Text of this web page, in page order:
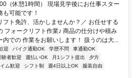
（休憩1時間） 現場見学後にお仕事スター
も可能です！
フト免許、活かしませんか？／ お任せする
フォークリフト作業♪ 商品の仕分けや積み
内での 作業をお願いします！ 扱うのは大...
迎 バイク通勤OK 学歴不問
車通勤OK
験者歓迎 週払いOK 月1シフト提出
夕方
ム歓迎 シフト制 週4日以上OK
服装自由